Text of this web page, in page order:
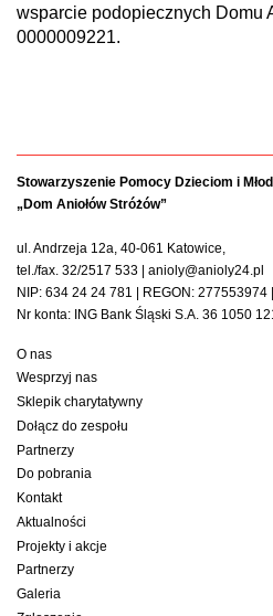
wsparcie podopiecznych Domu
0000009221.
Stowarzyszenie Pomocy Dzieciom i
„Dom Aniołów Stróżów”
ul. Andrzeja 12a, 40-061 Katowice,
tel./fax. 32/2517 533 | anioly@anioly24.pl
NIP: 634 24 24 781 | REGON: 277553974
Nr konta: ING Bank Śląski S.A. 36 1050
O nas
Wesprzyj nas
Sklepik charytatywny
Dołącz do zespołu
Partnerzy
Do pobrania
Kontakt
Aktualności
Projekty i akcje
Partnerzy
Galeria